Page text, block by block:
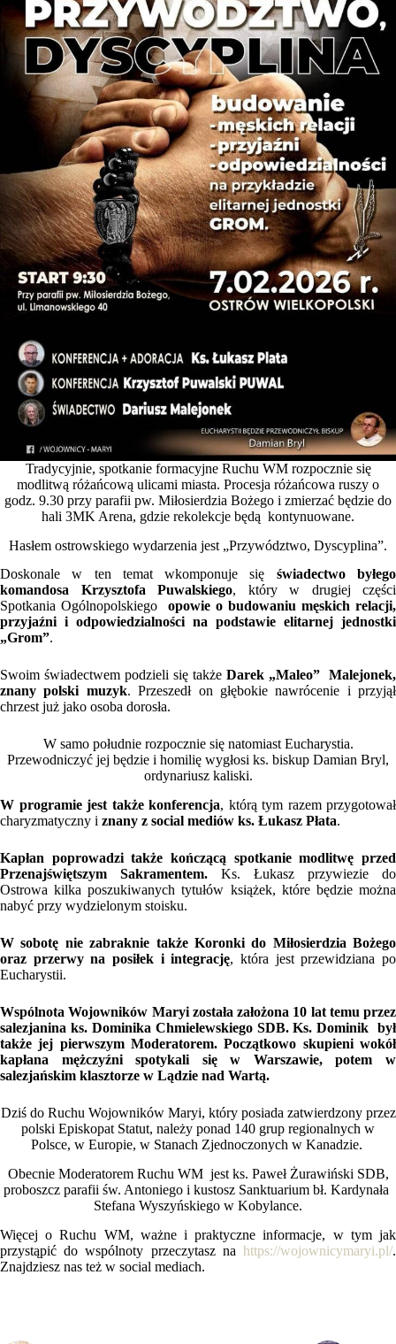
Tradycyjnie, spotkanie formacyjne Ruchu WM rozpocznie się
modlitwą różańcową ulicami miasta. Procesja różańcowa ruszy o
godz. 9.30 przy parafii pw. Miłosierdzia Bożego i zmierzać będzie do
hali 3MK Arena, gdzie rekolekcje będą kontynuowane.
Hasłem ostrowskiego wydarzenia jest „Przywództwo, Dyscyplina”.
Doskonale w ten temat wkomponuje się świadectwo byłego
komandosa Krzysztofa Puwalskiego, który w drugiej części
Spotkania Ogólnopolskiego opowie o budowaniu męskich relacji,
przyjaźni i odpowiedzialności na podstawie elitarnej jednostki
„Grom”.
Swoim świadectwem podzieli się także Darek „Maleo” Malejonek,
znany polski muzyk. Przeszedł on głębokie nawrócenie i przyjął
chrzest już jako osoba dorosła.
W samo południe rozpocznie się natomiast Eucharystia.
Przewodniczyć jej będzie i homilię wygłosi ks. biskup Damian Bryl,
ordynariusz kaliski.
W programie jest także konferencja, którą tym razem przygotował
charyzmatyczny i znany z social mediów ks. Łukasz Płata.
Kapłan poprowadzi także kończącą spotkanie modlitwę przed
Przenajświętszym Sakramentem. Ks. Łukasz przywiezie do
Ostrowa kilka poszukiwanych tytułów książek, które będzie można
nabyć przy wydzielonym stoisku.
W sobotę nie zabraknie także Koronki do Miłosierdzia Bożego
oraz przerwy na posiłek i integrację, która jest przewidziana po
Eucharystii.
Wspólnota Wojowników Maryi została założona 10 lat temu przez
salezjanina ks. Dominika Chmielewskiego SDB. Ks. Dominik był
także jej pierwszym Moderatorem. Początkowo skupieni wokół
kapłana mężczyźni spotykali się w Warszawie, potem w
salezjańskim klasztorze w Lądzie nad Wartą.
Dziś do Ruchu Wojowników Maryi, który posiada zatwierdzony przez
polski Episkopat Statut, należy ponad 140 grup regionalnych w
Polsce, w Europie, w Stanach Zjednoczonych w Kanadzie.
Obecnie Moderatorem Ruchu WM jest ks. Paweł Żurawiński SDB,
proboszcz parafii św. Antoniego i kustosz Sanktuarium bł. Kardynała
Stefana Wyszyńskiego w Kobylance.
Więcej o Ruchu WM, ważne i praktyczne informacje, w tym jak
przystąpić do wspólnoty przeczytasz na https://wojownicymaryi.pl/.
Znajdziesz nas też w social mediach.